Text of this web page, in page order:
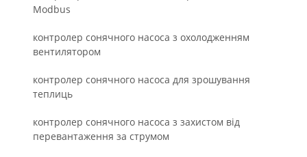
Modbus
контролер сонячного насоса з охолодженням
вентилятором
контролер сонячного насоса для зрошування
теплиць
контролер сонячного насоса з захистом від
перевантаження за струмом